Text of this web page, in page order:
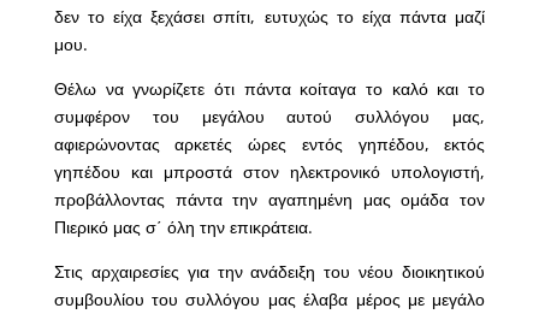
δεν το είχα ξεχάσει σπίτι, ευτυχώς το είχα πάντα μαζί
μου.
Θέλω να γνωρίζετε ότι πάντα κοίταγα το καλό και το
συμφέρον του μεγάλου αυτού συλλόγου μας,
αφιερώνοντας αρκετές ώρες εντός γηπέδου, εκτός
γηπέδου και μπροστά στον ηλεκτρονικό υπολογιστή,
προβάλλοντας πάντα την αγαπημένη μας ομάδα τον
Πιερικό μας σ΄ όλη την επικράτεια.
Στις αρχαιρεσίες για την ανάδειξη του νέου διοικητικού
συμβουλίου του συλλόγου μας έλαβα μέρος με μεγάλο